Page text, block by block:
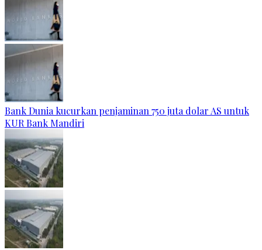
Bank Dunia kucurkan penjaminan 750 juta dolar AS untuk
KUR Bank Mandiri